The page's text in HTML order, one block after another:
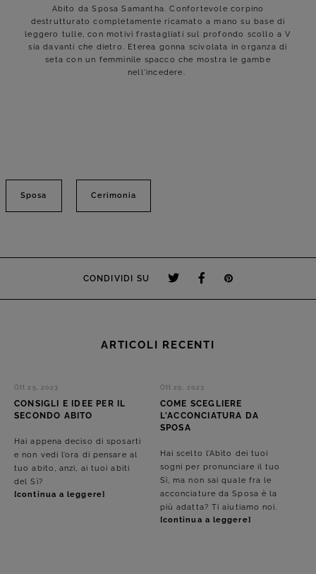
Abito da Sposa Samantha. Confortevole corpino
destrutturato completamente ricamato a mano su base di
leggero tulle, con motivi frastagliati sul profondo scollo a V
sia davanti che dietro. Eterea gonna scivolata in organza di
seta con un femminile spacco che mostra le gambe
nell'incedere.
Sposa Cerimonia
CONDIVIDI SU
ARTICOLI RECENTI
Ott 25, 2023
CONSIGLI E IDEE PER IL
SECONDO ABITO
Hai appena deciso di sposarti
e non vedi l’ora di pensare al
tuo abito, anzi, ai tuoi abiti
del Sì?
[continua a leggere]
Ott 25, 2023
COME SCEGLIERE
L'ACCONCIATURA DA
SPOSA
Hai scelto l’Abito dei tuoi
sogni per pronunciare il tuo
Sì, ma non sai quale fra le
acconciature da Sposa è la
più adatta? Ti aiutiamo noi.
[continua a leggere]